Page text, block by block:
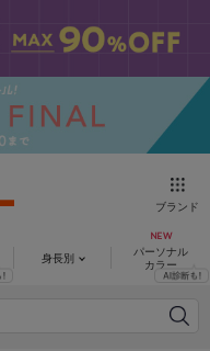
ブランド
身長別
パーソナル
カラー